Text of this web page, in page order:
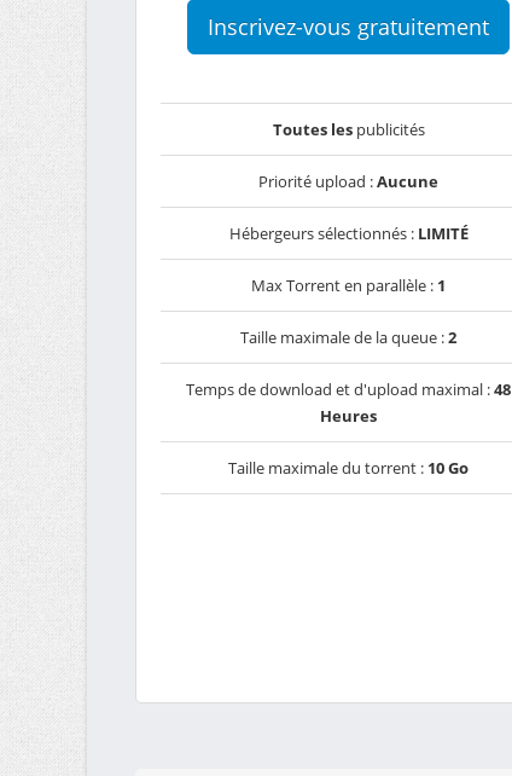
Inscrivez-vous gratuitement
Toutes lespublicités
Priorité upload :Aucune
Hébergeurs sélectionnés : LIMITÉ
Max Torrent en parallèle : 1
Taille maximale de la queue :2
Temps de download et d'upload maximal :48
Heures
Taille maximale du torrent : 10 Go